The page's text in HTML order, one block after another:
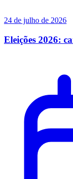
24 de julho de 2026
Eleições 2026: